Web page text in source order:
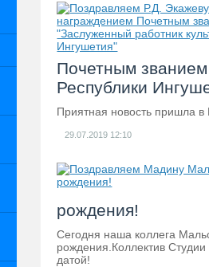
Почетным
Республики
Приятная новость пришла в
29.07.2019 12:10
рождения!
Сегодня наша коллега
рождения.Коллектив
датой!